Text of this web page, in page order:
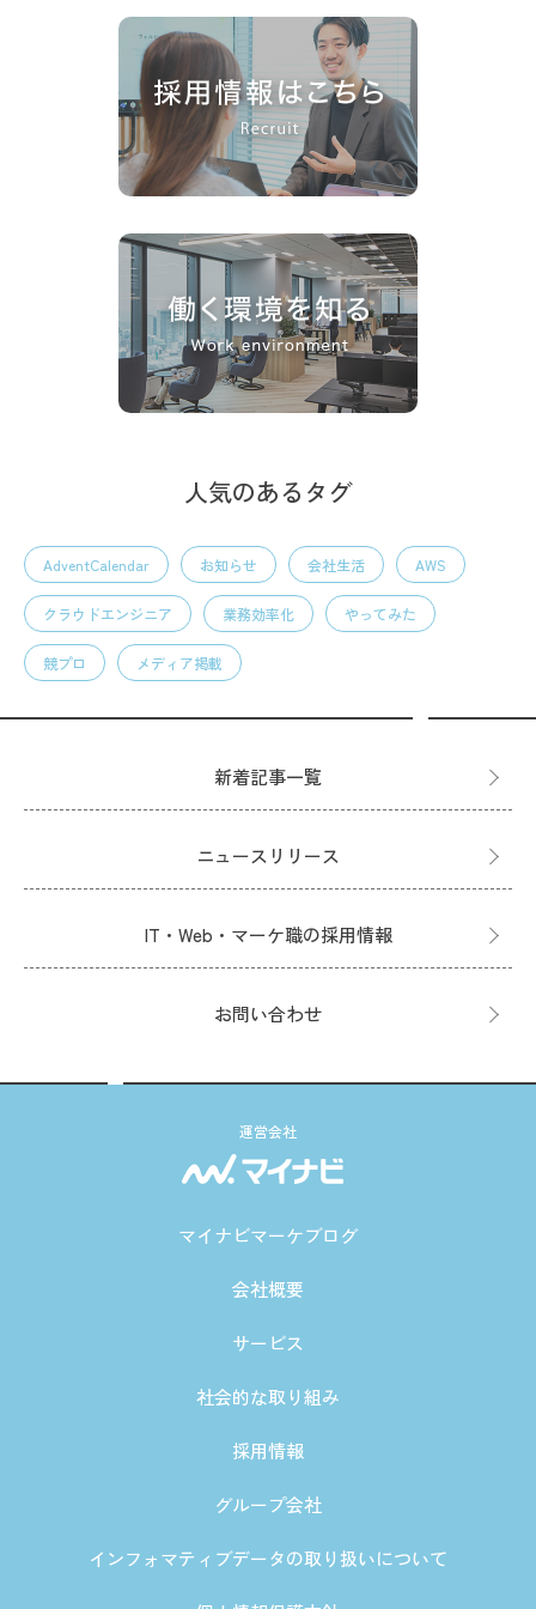
人気のあるタグ
AdventCalendar お知らせ 会社生活 AWS
クラウドエンジニア 業務効率化 やってみた
競プロ メディア掲載
新着記事一覧
ニュースリリース
IT・Web・マーケ職の採用情報
お問い合わせ
運営会社
マイナビマーケブログ
会社概要
サービス
社会的な取り組み
採用情報
グループ会社
インフォマティブデータの取り扱いについて